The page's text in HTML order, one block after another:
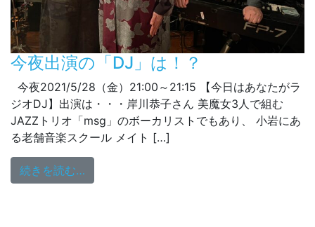
今夜出演の「DJ」は！？
今夜2021/5/28（金）21:00～21:15 【今日はあなたがラ
ジオDJ】出演は・・・岸川恭子さん 美魔女3人で組む
JAZZトリオ「msg」のボーカリストでもあり、 小岩にあ
る老舗音楽スクール メイト […]
続きを読む…